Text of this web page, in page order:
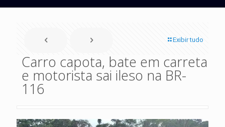
Exibir tudo
Carro capota, bate em carreta
e motorista sai ileso na BR-
116